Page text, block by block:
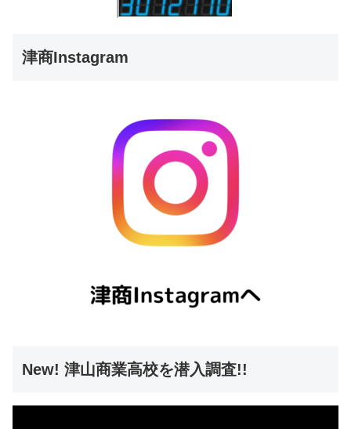
津商Instagram
New! 津山商業高校を潜入調査!!